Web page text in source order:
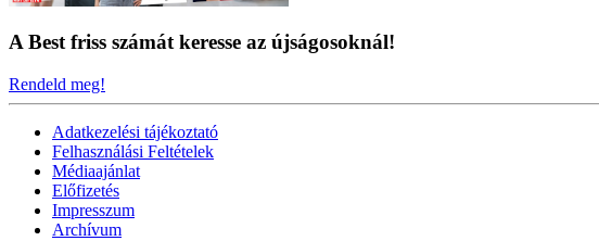
A Best friss számát keresse az újságosoknál!
Rendeld meg!
Adatkezelési tájékoztató
Felhasználási Feltételek
Médiaajánlat
Előfizetés
Impresszum
Archívum